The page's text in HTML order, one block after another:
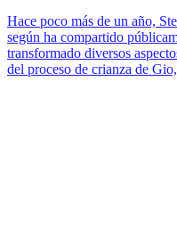
Hace poco más de un año,
según ha compartido
transformado diversos
del proceso de crianza de